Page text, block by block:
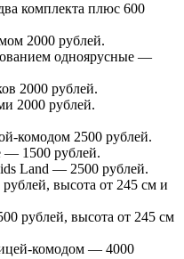
комплекта плюс 600
2000 рублей.
одноярусные —
2000 рублей.
2000 рублей.
комодом 2500 рублей.
1500 рублей.
Land — 2500 рублей.
высота от 245 см и
рублей, высота от 245 см
комодом — 4000